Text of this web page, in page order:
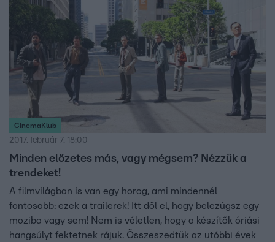
CinemaKlub
2017. február 7. 18:00
Minden előzetes más, vagy mégsem? Nézzük a
trendeket!
A filmvilágban is van egy horog, ami mindennél
fontosabb: ezek a trailerek! Itt dől el, hogy belezúgsz egy
moziba vagy sem! Nem is véletlen, hogy a készítők óriási
hangsúlyt fektetnek rájuk. Összeszedtük az utóbbi évek